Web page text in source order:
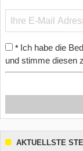
* Ich habe die
und stimme diesen
AKTUELLSTE